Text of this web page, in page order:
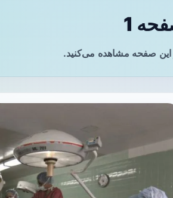
1
این صفحه مشاهده می‌کنید.